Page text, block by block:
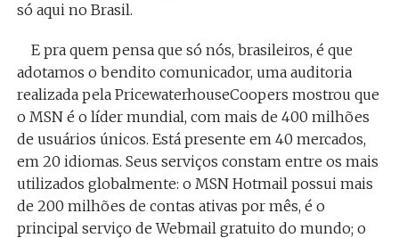
só aqui no Brasil.
E pra quem pensa que só nós, brasileiros, é que
adotamos o bendito comunicador, uma auditoria
realizada pela PricewaterhouseCoopers mostrou que
o MSN é o líder mundial, com mais de 400 milhões
de usuários únicos. Está presente em 40 mercados,
em 20 idiomas. Seus serviços constam entre os mais
utilizados globalmente: o MSN Hotmail possui mais
de 200 milhões de contas ativas por mês, é o
principal serviço de Webmail gratuito do mundo; o